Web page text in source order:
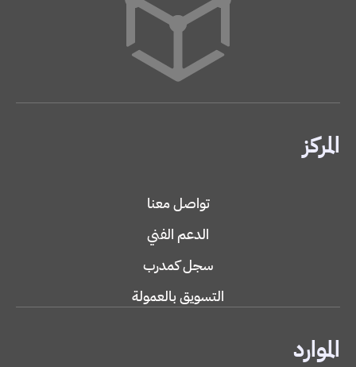
المركز
تواصل معنا
الدعم الفني
سجل كمدرب
التسويق بالعمولة
الموارد